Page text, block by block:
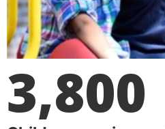
3,800